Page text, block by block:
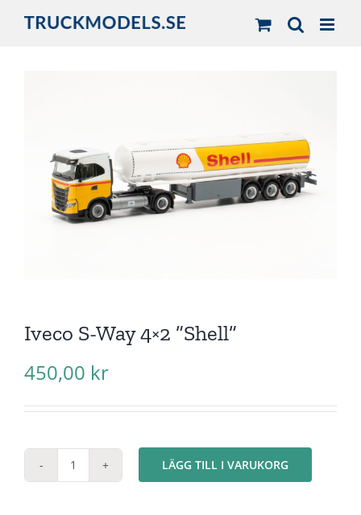
Iveco S-Way 4×2 ”Shell”
450,00 kr
Iveco
LÄGG TILL I VARUKORG